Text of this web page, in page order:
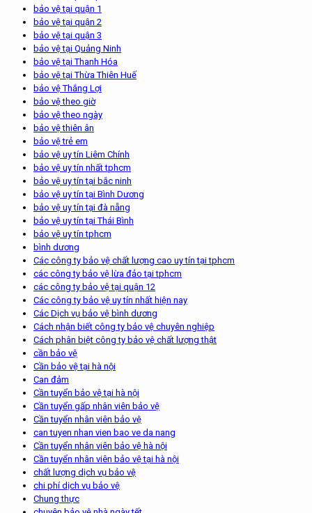
bảo vệ tại quận 1
bảo vệ tại quận 2
bảo vệ tại quận 3
bảo vệ tại Quảng Ninh
bảo vệ tại Thanh Hóa
bảo vệ tại Thừa Thiên Huế
bảo vệ Thắng Lợi
bảo vệ theo giờ
bảo vệ theo ngày
bảo vệ thiên ân
bảo vệ trẻ em
bảo vệ uy tín Liêm Chính
bảo vệ uy tín nhất tphcm
bảo vệ uy tín tại bắc ninh
bảo vệ uy tín tại Bình Dương
bảo vệ uy tín tại đà nẵng
bảo vệ uy tín tại Thái Bình
bảo vệ uy tín tphcm
bình dương
Các công ty bảo vệ chất lượng cao uy tín tại tphcm
các công ty bảo vệ lừa đảo tại tphcm
các công ty bảo vệ tại quận 12
Các công ty bảo vệ uy tín nhất hiện nay
Các Dịch vụ bảo vệ bình dương
Cách nhận biết công ty bảo vệ chuyên nghiệp
Cách phân biệt công ty bảo vệ chất lượng thật
cần bảo vệ
Cần bảo vệ tại hà nội
Can đảm
Cần tuyển bảo vệ tại hà nội
Cần tuyển gấp nhân viên bảo vệ
Cần tuyển nhân viên bảo vệ
can tuyen nhan vien bao ve da nang
Cần tuyển nhân viên bảo vệ hà nội
Cần tuyển nhân viên bảo vệ tại hà nội
chất lượng dịch vụ bảo vệ
chi phí dịch vụ bảo vệ
Chung thực